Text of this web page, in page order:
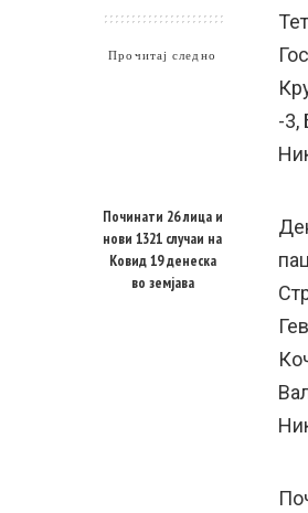
Прочитај следно
Починати 26 лица и
нови 1321 случаи на
Ковид 19 денеска
во земјава
-3,